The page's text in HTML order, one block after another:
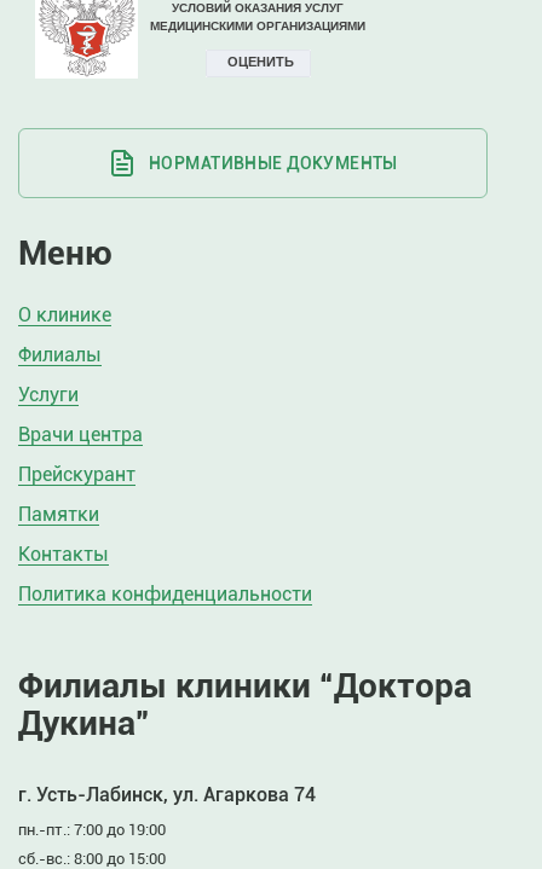
НОРМАТИВНЫЕ ДОКУМЕНТЫ
Меню
О клинике
Филиалы
Услуги
Врачи центра
Прейскурант
Памятки
Контакты
Политика конфиденциальности
Филиалы клиники “Доктора
Дукина”
г. Усть-Лабинск, ул. Агаркова 74
пн.-пт.: 7:00 до 19:00
сб.-вс.: 8:00 до 15:00